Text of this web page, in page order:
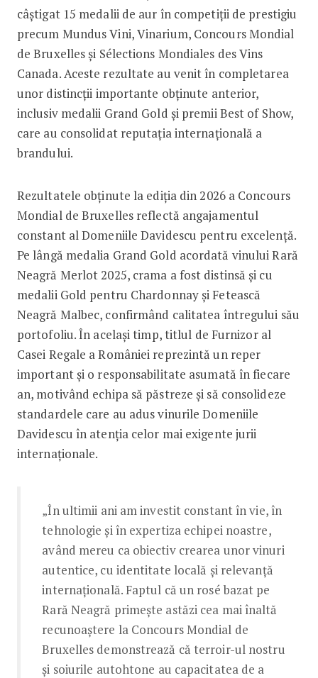
câștigat 15 medalii de aur în competiții de prestigiu
precum Mundus Vini, Vinarium, Concours Mondial
de Bruxelles și Sélections Mondiales des Vins
Canada. Aceste rezultate au venit în completarea
unor distincții importante obținute anterior,
inclusiv medalii Grand Gold și premii Best of Show,
care au consolidat reputația internațională a
brandului.
Rezultatele obținute la ediția din 2026 a Concours
Mondial de Bruxelles reflectă angajamentul
constant al Domeniile Davidescu pentru excelență.
Pe lângă medalia Grand Gold acordată vinului Rară
Neagră Merlot 2025, crama a fost distinsă și cu
medalii Gold pentru Chardonnay și Fetească
Neagră Malbec, confirmând calitatea întregului său
portofoliu. În același timp, titlul de Furnizor al
Casei Regale a României reprezintă un reper
important și o responsabilitate asumată în fiecare
an, motivând echipa să păstreze și să consolideze
standardele care au adus vinurile Domeniile
Davidescu în atenția celor mai exigente jurii
internaționale.
„În ultimii ani am investit constant în vie, în
tehnologie și în expertiza echipei noastre,
având mereu ca obiectiv crearea unor vinuri
autentice, cu identitate locală și relevanță
internațională. Faptul că un rosé bazat pe
Rară Neagră primește astăzi cea mai înaltă
recunoaștere la Concours Mondial de
Bruxelles demonstrează că terroir-ul nostru
și soiurile autohtone au capacitatea de a